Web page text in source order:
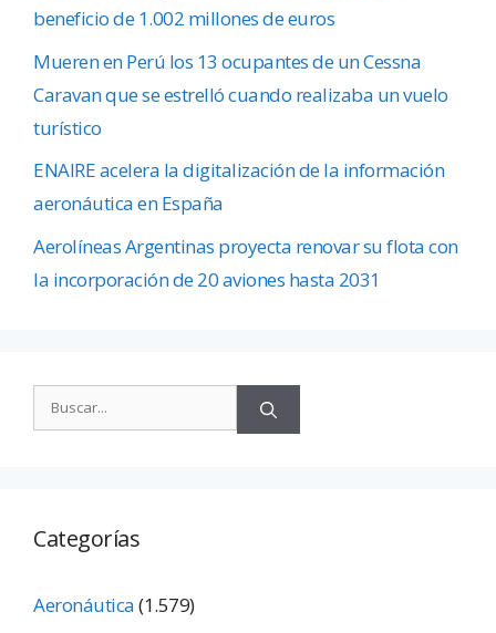
beneficio de 1.002 millones de euros
Mueren en Perú los 13 ocupantes de un Cessna
Caravan que se estrelló cuando realizaba un vuelo
turístico
ENAIRE acelera la digitalización de la información
aeronáutica en España
Aerolíneas Argentinas proyecta renovar su flota con
la incorporación de 20 aviones hasta 2031
Categorías
Aeronáutica(1.579)